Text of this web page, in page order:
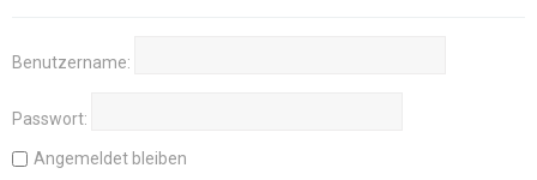
Benutzername:
Passwort:
Angemeldet bleiben